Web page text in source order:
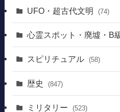
UFO・超古代文明 (74)
心霊スポット・廃墟・B
スピリチュアル (58)
歴史 (847)
ミリタリー (523)